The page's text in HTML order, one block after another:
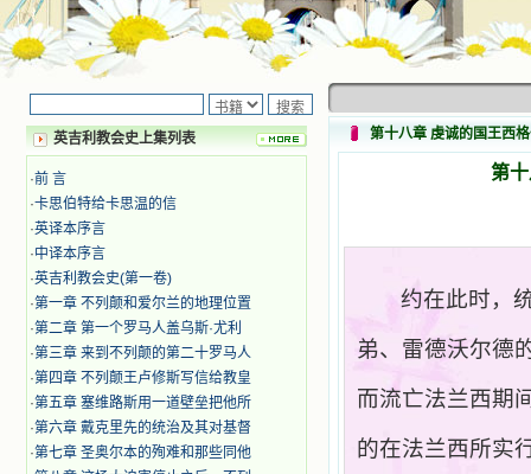
英吉利教会史上集列表
·前 言
·卡思伯特给卡思温的信
·英译本序言
·中译本序言
·英吉利教会史(第一卷)
·第一章 不列颠和爱尔兰的地理位置
·第二章 第一个罗马人盖乌斯·尤利
·第三章 来到不列颠的第二十罗马人
·第四章 不列颠王卢修斯写信给教皇
·第五章 塞维路斯用一道壁垒把他所
·第六章 戴克里先的统治及其对基督
·第七章 圣奥尔本的殉难和那些同他
第十八章 虔诚的国王西
第
约在此时，
弟、雷德沃尔德
而流亡法兰西期
的在法兰西所实